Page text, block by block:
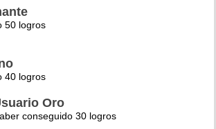
50 logros
40 logros
Oro
conseguido 30 logros